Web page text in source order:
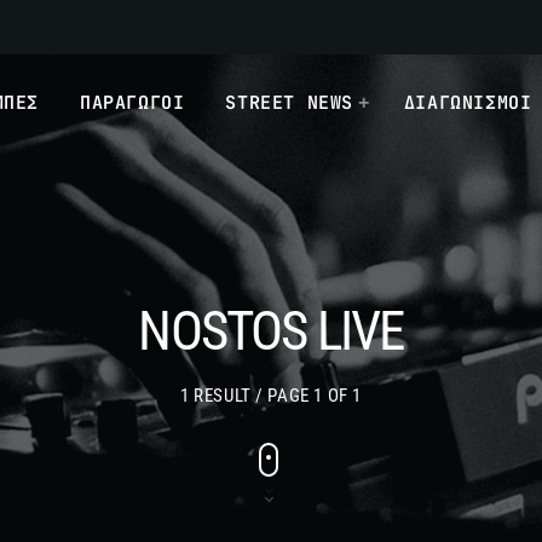
ΠΑΡΑΓΩΓΟΙ STREET NEWS ΔΙΑΓΩΝΙΣΜΟΙ
NOSTOS LIVE
1 RESULT / PAGE 1 OF 1